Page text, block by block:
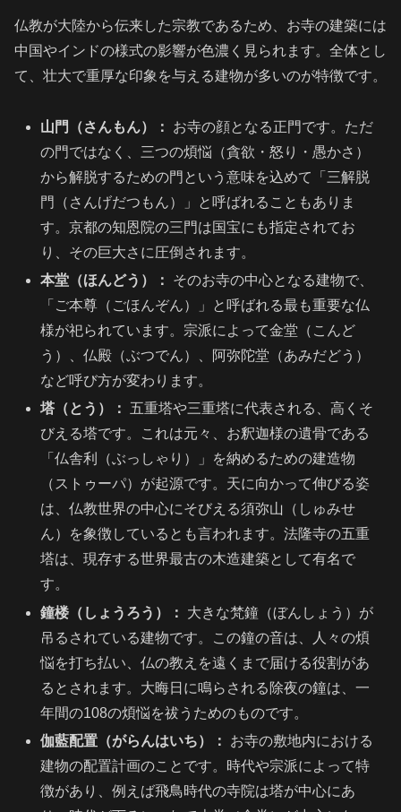
仏教が大陸から伝来した宗教であるため、お寺の建築には
中国やインドの様式の影響が色濃く見られます。全体とし
て、壮大で重厚な印象を与える建物が多いのが特徴です。
山門（さんもん）：
お寺の顔となる正門です。ただ
の門ではなく、三つの煩悩（貪欲・怒り・愚かさ）
から解脱するための門という意味を込めて「三解脱
門（さんげだつもん）」と呼ばれることもありま
す。京都の知恩院の三門は国宝にも指定されてお
り、その巨大さに圧倒されます。
本堂（ほんどう）：
そのお寺の中心となる建物で、
「ご本尊（ごほんぞん）」と呼ばれる最も重要な仏
様が祀られています。宗派によって金堂（こんど
う）、仏殿（ぶつでん）、阿弥陀堂（あみだどう）
など呼び方が変わります。
塔（とう）：
五重塔や三重塔に代表される、高くそ
びえる塔です。これは元々、お釈迦様の遺骨である
「仏舎利（ぶっしゃり）」を納めるための建造物
（ストゥーパ）が起源です。天に向かって伸びる姿
は、仏教世界の中心にそびえる須弥山（しゅみせ
ん）を象徴しているとも言われます。法隆寺の五重
塔は、現存する世界最古の木造建築として有名で
す。
鐘楼（しょうろう）：
大きな梵鐘（ぼんしょう）が
吊るされている建物です。この鐘の音は、人々の煩
悩を打ち払い、仏の教えを遠くまで届ける役割があ
るとされます。大晦日に鳴らされる除夜の鐘は、一
年間の108の煩悩を祓うためのものです。
伽藍配置（がらんはいち）：
お寺の敷地内における
建物の配置計画のことです。時代や宗派によって特
徴があり、例えば飛鳥時代の寺院は塔が中心にあ